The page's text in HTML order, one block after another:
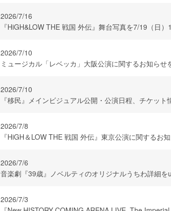
2026/7/16
『HiGH&LOW THE 戦国 外伝』舞台写真を7/19（日）
2026/7/10
ミュージカル「レベッカ」大阪公演に関するお知らせ
2026/7/10
『移民』メインビジュアル公開・公演日程、チケット
2026/7/8
『HiGH＆LOW THE 戦国 外伝』東京公演に関するお
2026/7/6
音楽劇『39歳』ノベルティのオリジナルうちわ詳細を
2026/7/3